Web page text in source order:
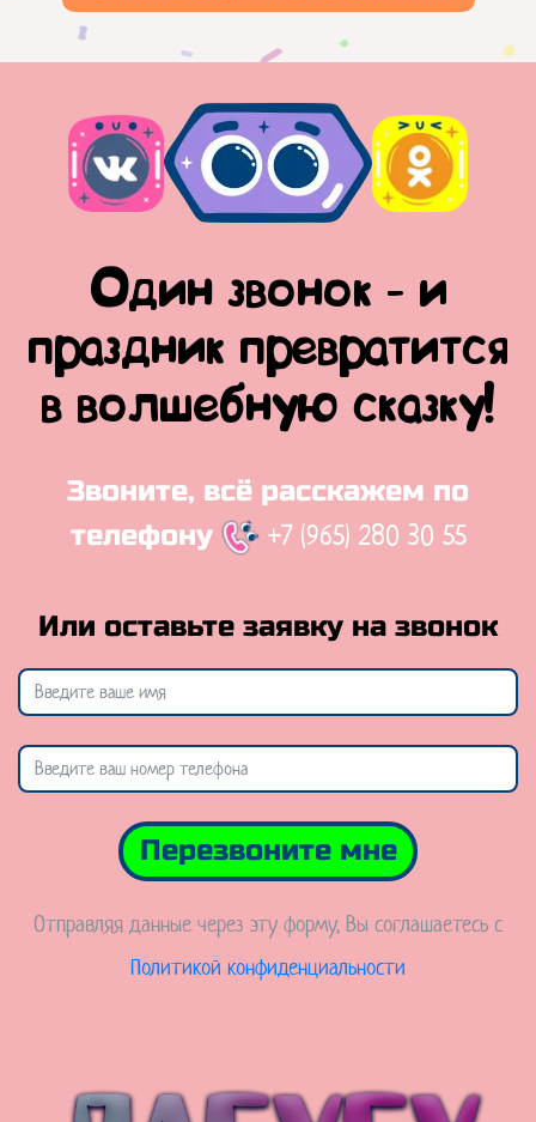
Один звонок - и
праздник превратится
в волшебную сказку!
Звоните, всё расскажем по
телефону
+7 (965) 280 30 55
Или оставьте заявку на звонок
Перезвоните мне
Отправляя данные через эту форму, Вы соглашаетесь с
Политикой конфиденциальности